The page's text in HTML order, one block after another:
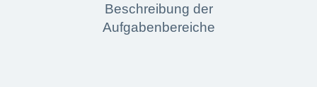
Beschreibung der
Aufgabenbereiche